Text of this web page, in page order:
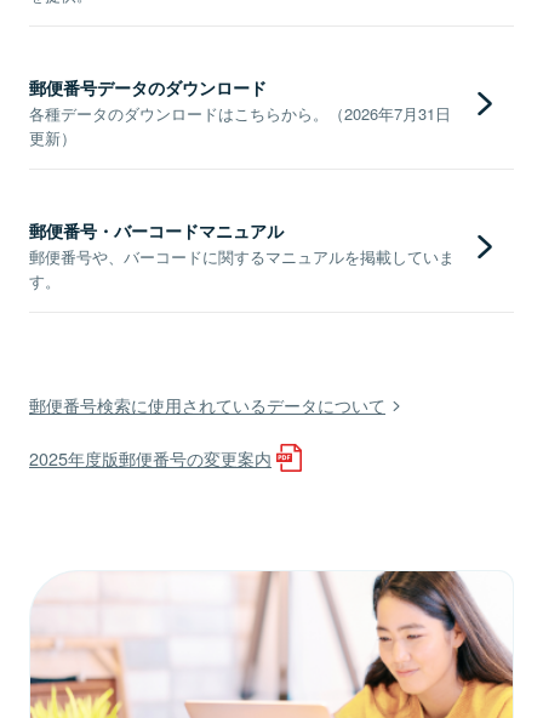
郵便番号データのダウンロード
各種データのダウンロードはこちらから。（2026年7月31日
更新）
郵便番号・バーコードマニュアル
郵便番号や、バーコードに関するマニュアルを掲載していま
す。
郵便番号検索に使用されているデータについて
2025年度版郵便番号の変更案内